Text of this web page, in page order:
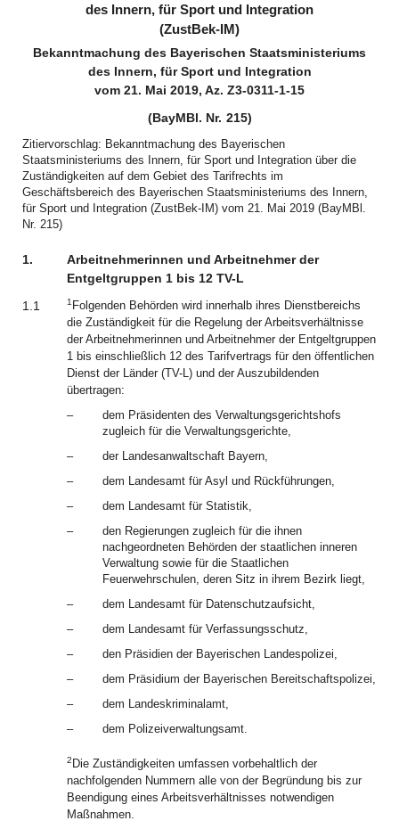
des Innern, für Sport und Integration
(ZustBek-IM)
Bekanntmachung des Bayerischen Staatsministeriums
des Innern, für Sport und Integration
vom 21. Mai 2019, Az. Z3-0311-1-15
(BayMBl. Nr. 215)
Zitiervorschlag: Bekanntmachung des Bayerischen
Staatsministeriums des Innern, für Sport und Integration über die
Zuständigkeiten auf dem Gebiet des Tarifrechts im
Geschäftsbereich des Bayerischen Staatsministeriums des Innern,
für Sport und Integration (ZustBek-IM) vom 21. Mai 2019 (BayMBl.
Nr. 215)
1.
Arbeitnehmerinnen und Arbeitnehmer der
Entgeltgruppen 1 bis 12 TV-L
1.1
1 Folgenden Behörden wird innerhalb ihres Dienstbereichs
die Zuständigkeit für die Regelung der Arbeitsverhältnisse
der Arbeitnehmerinnen und Arbeitnehmer der Entgeltgruppen
1 bis einschließlich 12 des Tarifvertrags für den öffentlichen
Dienst der Länder (TV-L) und der Auszubildenden
übertragen:
–
dem Präsidenten des Verwaltungsgerichtshofs
zugleich für die Verwaltungsgerichte,
–
der Landesanwaltschaft Bayern,
–
dem Landesamt für Asyl und Rückführungen,
–
dem Landesamt für Statistik,
–
den Regierungen zugleich für die ihnen
nachgeordneten Behörden der staatlichen inneren
Verwaltung sowie für die Staatlichen
Feuerwehrschulen, deren Sitz in ihrem Bezirk liegt,
–
dem Landesamt für Datenschutzaufsicht,
–
dem Landesamt für Verfassungsschutz,
–
den Präsidien der Bayerischen Landespolizei,
–
dem Präsidium der Bayerischen Bereitschaftspolizei,
–
dem Landeskriminalamt,
–
dem Polizeiverwaltungsamt.
2 Die Zuständigkeiten umfassen vorbehaltlich der
nachfolgenden Nummern alle von der Begründung bis zur
Beendigung eines Arbeitsverhältnisses notwendigen
Maßnahmen.